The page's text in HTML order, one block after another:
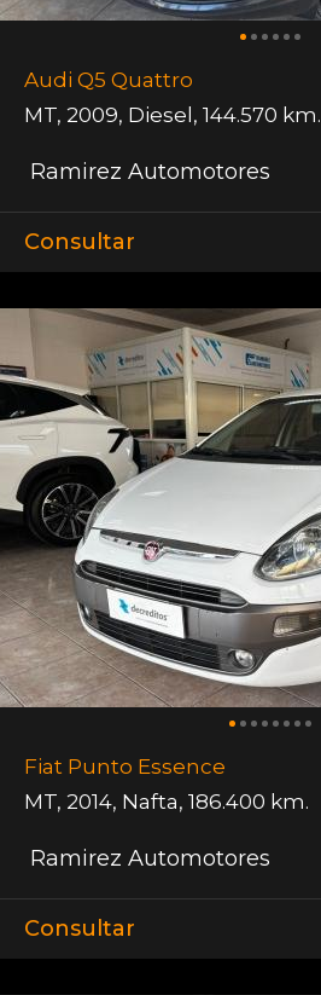
Audi Q5 Quattro
MT, 2009, Diesel , 144.570 km.
Ramirez Automotores
Consultar
Fiat Punto Essence
MT, 2014, Nafta, 186.400 km.
Ramirez Automotores
Consultar